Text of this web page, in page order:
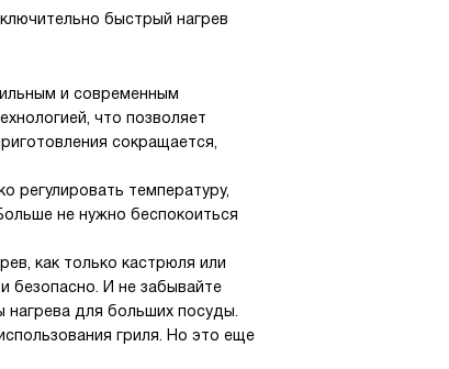
быстрый нагрев
и современным
что позволяет
сокращается,
регулировать температуру,
не нужно беспокоиться
как только кастрюля или
безопасно. И не забывайте
нагрева для больших посуды.
гриля. Но это еще